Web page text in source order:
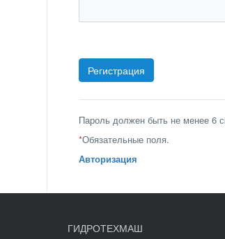
Пароль должен быть не менее 6
*Обязательные поля.
Авторизация
ГИДРОТЕХМАШ